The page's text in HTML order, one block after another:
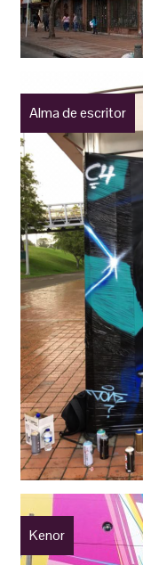
Alma de escritor
Kenor